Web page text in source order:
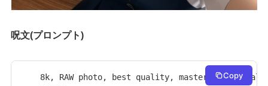
呪文(プロンプト)
8k, RAW photo, best quality, masterpiece,
Copy